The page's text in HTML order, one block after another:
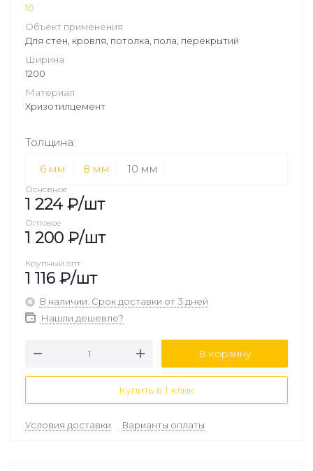
10
Объект применения
Для стен, кровля, потолка, пола, перекрытий
Ширина
1200
Материал
Хризотилцемент
Толщина:
6 мм
8 мм 10 мм
Основное
1 224₽/шт
Оптовое
1 200 ₽/шт
Крупный опт
1 116 ₽/шт
В наличии. Срок доставки от 3 дней
Нашли дешевле?
В корзину
Купить в 1 клик
Условия доставки Варианты оплаты